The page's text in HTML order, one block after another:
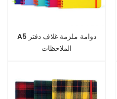
A5 دوامة ملزمة غلاف دفتر
الملاحظات